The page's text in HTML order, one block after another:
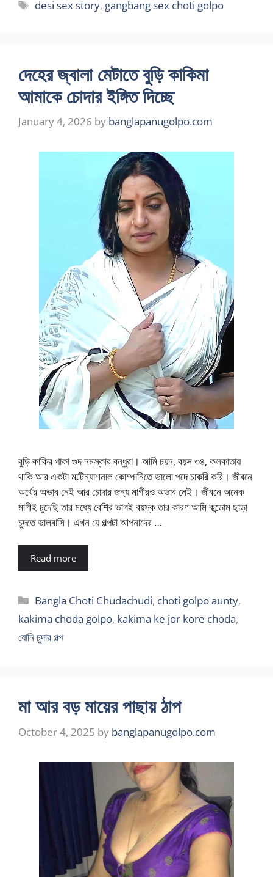
Tags
desi sex story, gangbang sex choti golpo
দেহের জ্বালা মেটাতে বুড়ি কাকিমা
আমাকে চোদার ইঙ্গিত দিচ্ছে
January 4, 2026 by banglapanugolpo.com
বুড়ি কাকির পাকা গুদ নমস্কার বন্ধুরা। আমি চয়ন, বয়স ৩৪, কলকাতায়
থাকি আর একটা মাল্টিন্যাশনাল কোম্পানিতে ভালো পদে চাকরি করি। জীবনে
অর্থের অভাব নেই আর চোদার জন্য মাগীরও অভাব নেই। জীবনে অনেক
মাগীই চুদেছি তার মধ্যে বেশির ভাগই বয়স্ক তার কারণ আমি কন্ডোম ছাড়া
চুদতে ভালবাসি। এখন যে গল্পটা আপনাদের …
Read more
Categories
Bangla Choti Chudachudi, choti golpo aunty,
kakima choda golpo, kakima ke jor kore choda,
যোনি চুদার গল্প
মা আর বড় মায়ের পাছায় ঠাপ
October 4, 2025 by banglapanugolpo.com